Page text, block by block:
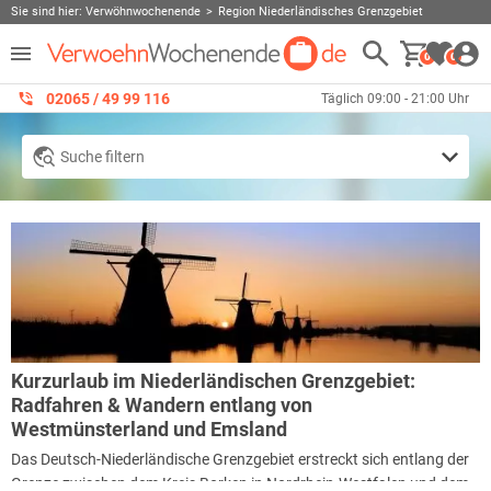
Sie sind hier: Verwöhnwochenende Region Niederländisches Grenzgebiet
0 0
02065 / 49 ‌99 116 Täglich 09:00 - 21:00 Uhr
Suche filtern
Kurzurlaub im Niederländischen Grenzgebiet:
Radfahren & Wandern entlang von
Westmünsterland und Emsland
Das Deutsch-Niederländische Grenzgebiet erstreckt sich entlang der
Grenze zwischen dem Kreis Borken in Nordrhein-Westfalen und dem